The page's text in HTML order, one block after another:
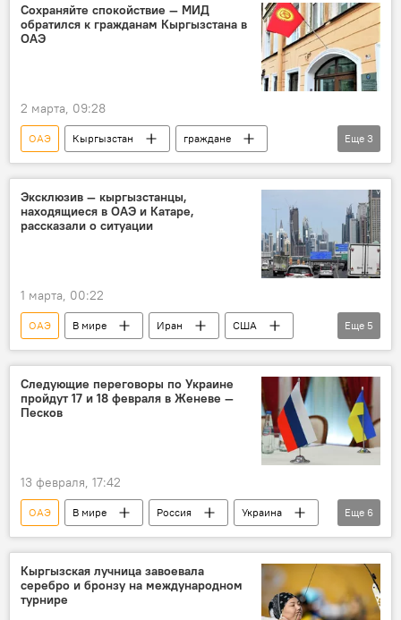
Сохраняйте спокойствие — МИД
обратился к гражданам Кыргызстана в
ОАЭ
2 марта, 09:28
ОАЭ Кыргызстан
граждане
безопасность
МИД посольство
Еще 3
Эксклюзив — кыргызстанцы,
находящиеся в ОАЭ и Катаре,
рассказали о ситуации
1 марта, 00:22
ОАЭ В мире Иран
США
Израиль
Катар
атака
ситуация
взрыв
Еще 5
Следующие переговоры по Украине
пройдут 17 и 18 февраля в Женеве —
Песков
13 февраля, 17:42
ОАЭ В мире Россия
Украина
переговоры
урегулирование
ВСУ
СВО
Дмитрий Песков Кремль
Еще 6
Кыргызская лучница завоевала
серебро и бронзу на международном
турнире